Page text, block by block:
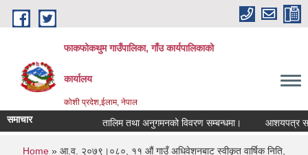
Skip to main content
फाकफोकथुम गाउँपालिका, गाँउ कार्यपालिकाको
कार्यालय
कोशी प्रदेश,ईलाम, नेपाल
समाचार तालिम तथा अनुगमनको विवरण सम्बन्धमा। आशयपत्र
Home » आ.व. २०७९।०८०, ११ औं गाउँ अधिवेशनबाट स्वीकृत वार्षिक निति,